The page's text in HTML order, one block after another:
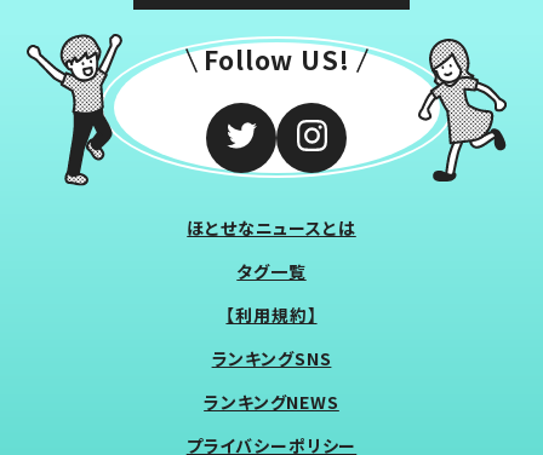
Follow US!
ほとせなニュースとは
タグ一覧
【利用規約】
ランキングSNS
ランキングNEWS
プライバシーポリシー